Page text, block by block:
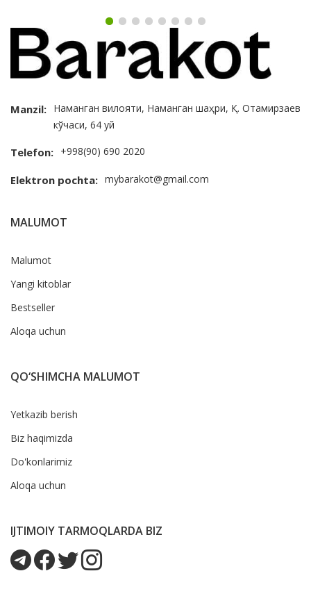
Manzil: Наманган вилояти, Наманган шаҳри, Қ. Отамирзаев
кўчаси, 64 уй
Telefon: +998(90) 690 2020
Elektron pochta: mybarakot@gmail.com
MALUMOT
Malumot
Yangi kitoblar
Bestseller
Aloqa uchun
QO‘SHIMCHA MALUMOT
Yetkazib berish
Biz haqimizda
Do'konlarimiz
Aloqa uchun
IJTIMOIY TARMOQLARDA BIZ